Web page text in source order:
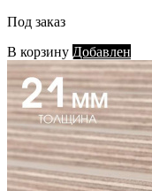
Под заказ
В корзину Добавлен